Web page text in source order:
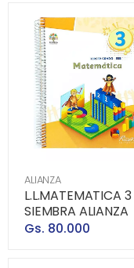
ALIANZA
L.L.MATEMATICA 3
SIEMBRA ALIANZA
Gs. 80.000